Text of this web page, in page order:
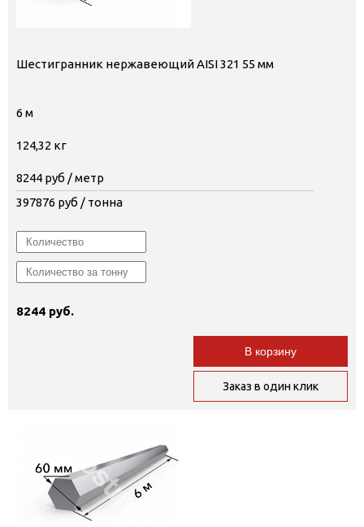
Шестигранник нержавеющий AISI 321 55 мм
6 м
124,32 кг
8244 руб / метр
397876 руб / тонна
8244 руб.
В корзину
Заказ в один клик